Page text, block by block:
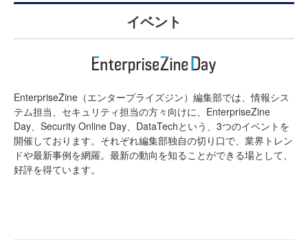
イベント
EnterpriseZine（エンタープライズジン）編集部では、情報シス
テム担当、セキュリティ担当の方々向けに、EnterpriseZine
Day、Security Online Day、DataTechという、3つのイベントを
開催しております。それぞれ編集部独自の切り口で、業界トレン
ドや最新事例を網羅。最新の動向を知ることができる場として、
好評を得ています。